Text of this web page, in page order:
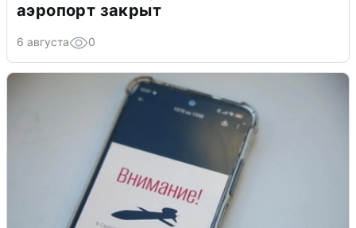
аэропорт закрыт
6 августа 0